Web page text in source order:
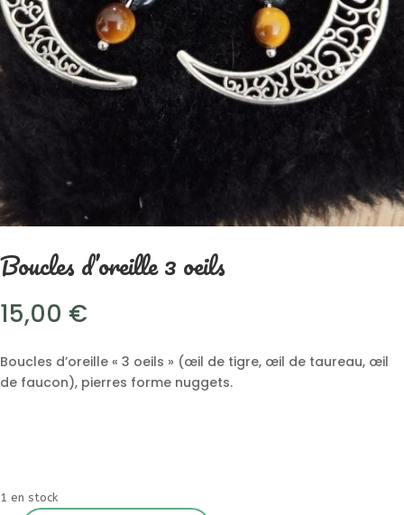
Boucles d’oreille 3 oeils
15,00 €
Boucles d’oreille « 3 oeils » (œil de tigre, œil de taureau, œil
de faucon), pierres forme nuggets.
1 en stock